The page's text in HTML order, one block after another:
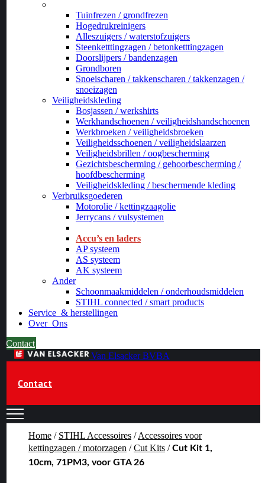
Tuinfrezen / grondfrezen
Hogedrukreinigers
Alleszuigers / waterstofzuigers
Steenketttingzagen / betonketttingzagen
Doorslijpers / bandenzagen
Grondboren
Snoeischaren / takkenscharen / takkenzagen /
snoeizagen
Veiligheidskleding
Bosjassen / werkshirts
Werkhandschoenen / veiligheidshandschoenen
Werkbroeken / veiligheidsbroeken
Veiligheidsschoenen / veiligheidslaarzen
Veiligheidsbrillen / oogbescherming
Gezichtsbescherming / gehoorbescherming /
hoofdbescherming
Veiligheidskleding / beschermende kleding
Verbruiksgoederen
Motorolie / kettingzaagolie
Jerrycans / vulsystemen
Accu’s en laders
AP systeem
AS systeem
AK systeem
Ander
Schoonmaakmiddelen / onderhoudsmiddelen
STIHL connected / smart products
Service & herstellingen
Over Ons
Contact
Van Elsacker BVBA
Contact
Home / STIHL Accessoires /Accessoires voor
kettingzagen / motorzagen /Cut Kits /Cut Kit 1,
10cm, 71PM3, voor GTA 26